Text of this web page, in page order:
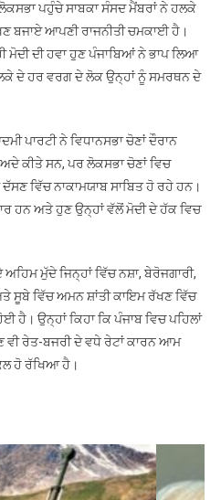
ਔਖਾ
:
ਡਾ.
ਸੁਭਾਸ਼
ਪਹੁੰਚੇ ਸਾਬਕਾ ਸੰਸਦ ਮੈਂਬਰਾਂ ਨੇ ਹਲਕੇ
ਬਜਾਏ ਆਪਣੀ ਰਾਜਨੀਤੀ ਚਮਕਾਈ ਹੈ।
ਮੋਦੀ ਦੀ ਹਵਾ ਹੁਣ ਪੰਜਾਬਿਆਂ ਨੇ ਭਾਪ ਲਿਆ
ਦੇ ਹਰ ਵਰਗ ਦੇ ਲੋਕ ਉਨ੍ਹਾਂ ਨੂੰ ਸਮਰਥਨ ਦੇ
ਪਾਰਟੀ ਨੇ ਵਿਧਾਨਸਭਾ ਚੋਣਾਂ ਦੌਰਾਨ
ਕੀਤੇ ਸਨ, ਪਰ ਲੋਕਸਭਾ ਚੋਣਾਂ ਵਿਚ
ਵਿੱਚ ਨਾਕਾਮਯਾਬ ਸਾਬਿਤ ਹੋ ਰਹੇ ਹਨ।
ਹਨ ਅਤੇ ਹੁਣ ਉਨ੍ਹਾਂ ਵੱਲੋਂ ਮੋਦੀ ਦੇ ਹੱਕ ਵਿਚ
ਅਹਿਮ ਮੁੱਦੇ ਜਿਨ੍ਹਾਂ ਵਿੱਚ ਨਸ਼ਾ, ਬੇਰੋਜਗਾਰੀ,
ਸੂਬੇ ਵਿੱਚ ਅਮਨ ਸ਼ਾਂਤੀ ਕਾਇਮ ਰੱਖਣ ਵਿੱਚ
ਹੈ। ਉਨ੍ਹਾਂ ਕਿਹਾ ਕਿ ਪੰਜਾਬ ਵਿਚ ਪਹਿਲਾਂ
ਵੀ ਰੇਤ-ਬਜਰੀ ਦੇ ਵਧੇ ਰੇਟਾਂ ਕਾਰਨ ਆਮ
ਹੋ ਰੱਖਿਆ ਹੈ।